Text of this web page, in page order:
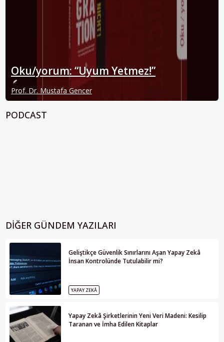
Oku/yorum: “Uyum Yetmez!”
Prof. Dr. Mustafa Gencer
PODCAST
DIĞER GÜNDEM YAZILARI
Geliştikçe Güvenlik Sınırlarını Aşan Yapay Zekâ
İnsan Kontrolünde Tutulabilir mi?
YAPAY ZEKÂ
Yapay Zekâ Şirketlerinin Yeni Veri Madeni: Kesilip
Taranan ve İmha Edilen Kitaplar